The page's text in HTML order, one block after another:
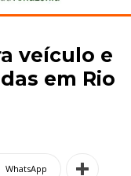
veículo e
em Rio
WhatsApp